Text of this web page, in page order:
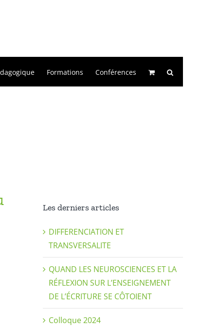
Formations Conférences
Les derniers articles
DIFFERENCIATION ET
TRANSVERSALITE
QUAND LES NEUROSCIENCES ET LA
RÉFLEXION SUR L’ENSEIGNEMENT
DE L’ÉCRITURE SE CÔTOIENT
Colloque 2024